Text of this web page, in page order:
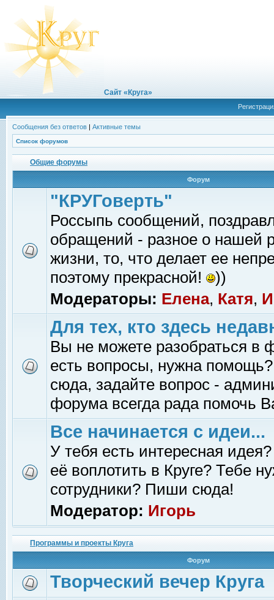
Сайт «Круга»
Сообщения без ответов | Активные темы
Список форумов
Общие форумы
Форум
"КРУГоверть"
Россыпь сообщений,
обращений - разное о нашей
жизни, то, что делает ее
поэтому прекрасной!
))
Модераторы: Елена, Катя,
Для тех, кто здесь
Вы не можете разобраться в
есть вопросы, нужна помощь?
сюда, задайте вопрос -
форума всегда рада помочь
Все начинается с идеи...
У тебя есть интересная
её воплотить в Круге? Тебе
сотрудники? Пиши сюда!
Модератор: Игорь
Программы и проекты Круга
Форум
Творческий вечер Круга